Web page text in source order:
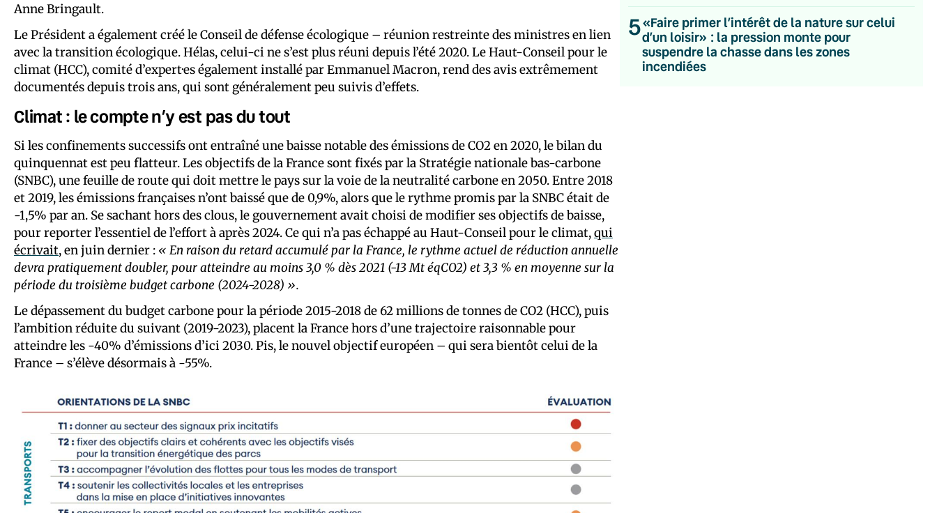
Anne Bringault.
Le Président a également créé le Conseil de défense écologique – réunion restreinte des ministres en lien
avec la transition écologique. Hélas, celui-ci ne s’est plus réuni depuis l’été 2020. Le Haut-Conseil pour le
climat (HCC), comité d’expert·es également installé par Emmanuel Macron, rend des avis extrêmement
documentés depuis trois ans, qui sont généralement peu suivis d’effets.
Climat : le compte n’y est pas du tout
Si les confinements successifs ont entraîné une baisse notable des émissions de CO2 en 2020, le bilan du
quinquennat est peu flatteur. Les objectifs de la France sont fixés par la Stratégie nationale bas-carbone
(SNBC), une feuille de route qui doit mettre le pays sur la voie de la neutralité carbone en 2050. Entre 2018
et 2019, les émissions françaises n’ont baissé que de 0,9%, alors que le rythme promis par la SNBC était de
-1,5% par an. Se sachant hors des clous, le gouvernement avait choisi de modifier ses objectifs de baisse,
pour reporter l’essentiel de l’effort à après 2024. Ce qui n’a pas échappé au Haut-Conseil pour le climat,qui
écrivait, en juin dernier : « En raison du retard accumulé par la France, le rythme actuel de réduction annuelle
devra pratiquement doubler, pour atteindre au moins 3,0 % dès 2021 (-13 Mt éqCO2) et 3,3 % en moyenne sur la
période du troisième budget carbone (2024-2028) ».
Le dépassement du budget carbone pour la période 2015-2018 de 62 millions de tonnes de CO2 (HCC), puis
l’ambition réduite du suivant (2019-2023), placent la France hors d’une trajectoire raisonnable pour
atteindre les -40% d’émissions d’ici 2030. Pis, le nouvel objectif européen – qui sera bientôt celui de la
France – s’élève désormais à -55%.
5«Faire primer l’intérêt de la nature sur celui
d’un loisir» : la pression monte pour
suspendre la chasse dans les zones
incendiées